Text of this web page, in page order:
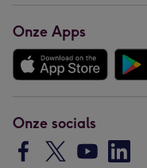
Onze Apps
Onze socials